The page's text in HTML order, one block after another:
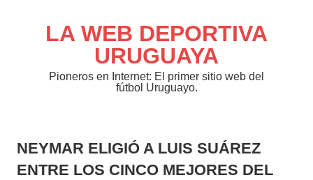
contenidoLA WEB DEPORTIVA
URUGUAYA
Pioneros en Internet: El primer sitio web del
fútbol Uruguayo.
NEYMAR ELIGIÓ A LUIS SUÁREZ
ENTRE LOS CINCO MEJORES DEL